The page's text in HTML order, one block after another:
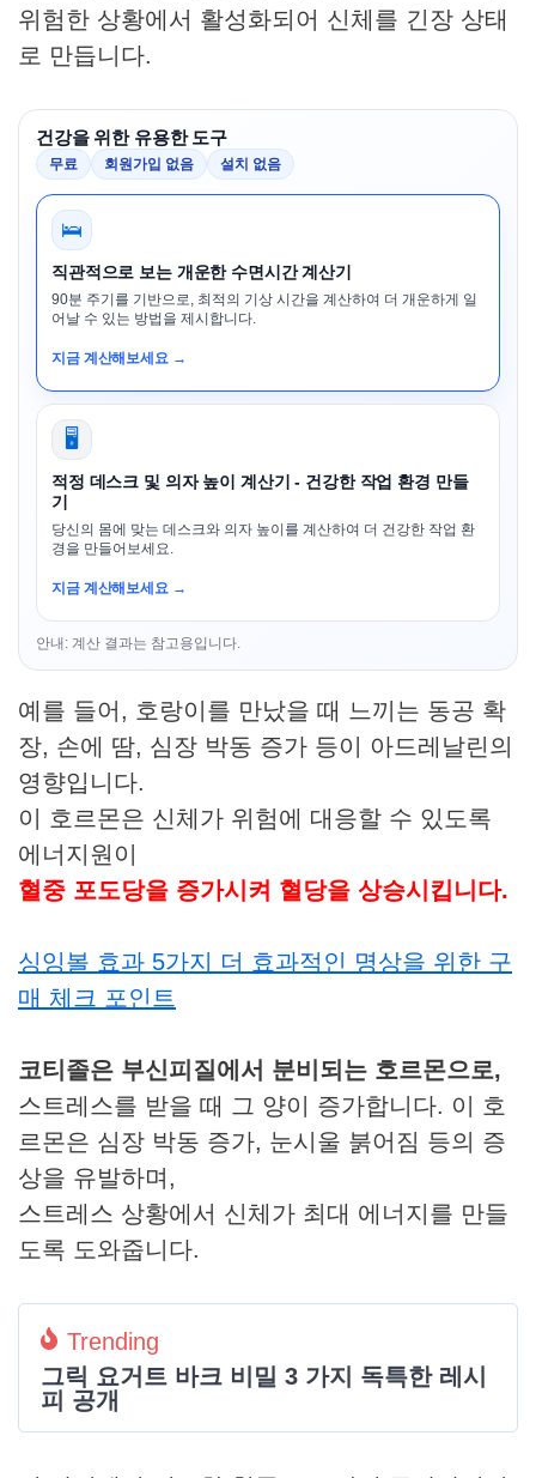
위험한 상황에서 활성화되어 신체를 긴장 상태
로 만듭니다.
건강을 위한 유용한 도구
무료 회원가입 없음 설치 없음
🛌
직관적으로 보는 개운한 수면시간 계산기
90분 주기를 기반으로, 최적의 기상 시간을 계산하여 더 개운하게 일
어날 수 있는 방법을 제시합니다.
지금 계산해보세요 →
🖥️
적정 데스크 및 의자 높이 계산기 - 건강한 작업 환경 만들
기
당신의 몸에 맞는 데스크와 의자 높이를 계산하여 더 건강한 작업 환
경을 만들어보세요.
지금 계산해보세요 →
안내: 계산 결과는 참고용입니다.
예를 들어, 호랑이를 만났을 때 느끼는 동공 확
장, 손에 땀, 심장 박동 증가 등이 아드레날린의
영향입니다.
이 호르몬은 신체가 위험에 대응할 수 있도록
에너지원이
혈중 포도당을 증가시켜 혈당을 상승시킵니다.
싱잉볼 효과 5가지 더 효과적인 명상을 위한 구
매 체크 포인트
코티졸은 부신피질에서 분비되는 호르몬으로,
스트레스를 받을 때 그 양이 증가합니다. 이 호
르몬은 심장 박동 증가, 눈시울 붉어짐 등의 증
상을 유발하며,
스트레스 상황에서 신체가 최대 에너지를 만들
도록 도와줍니다.
Trending
그릭 요거트 바크 비밀 3 가지 독특한 레시
피 공개